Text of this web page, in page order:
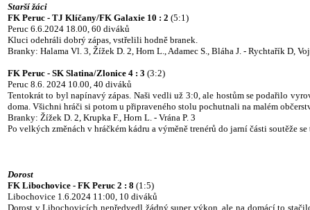
Starší žáci
FK Peruc - TJ Klíčany/FK Galaxie 10 : 2 (5:1)
Peruc 6.6.2024 18.00, 60 diváků
Kluci odehráli dobrý zápas, vstřelili hodně branek.
Branky: Halama Vl. 3, Žížek D. 2, Horn L., Adamec S., Bláha J. - Rychtařík D,
FK Peruc - SK Slatina/Zlonice 4 : 3 (3:2)
Peruc 8.6. 2024 10.00, 40 diváků
Tentokrát to byl napínavý zápas. Naši vedli už 3:0, ale hostům se podařilo
doma. Všichni hráči si potom u připraveného stolu pochutnali na malém
Branky: Žížek D. 2, Krupka F., Horn L. - Vrána P. 3
Po velkých změnách v hráčkém kádru a výměně trenérů do jarní části soutěže
Dorost
FK Libochovice - FK Peruc 2 : 8 (1:5)
Libochovice 1.6.2024 11:00, 10 diváků
Dorost v Libochovicích nepředvedl žádný super výkon, ale na domácí to